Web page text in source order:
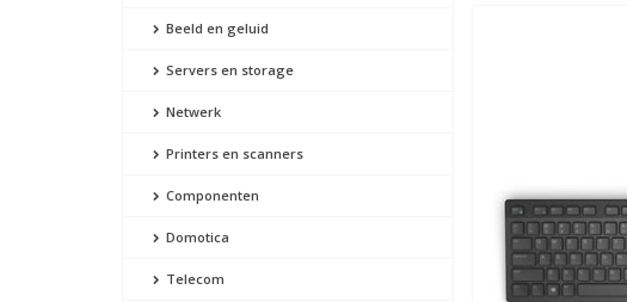
Beeld en geluid
Servers en storage
Netwerk
Printers en scanners
Componenten
Domotica
Telecom